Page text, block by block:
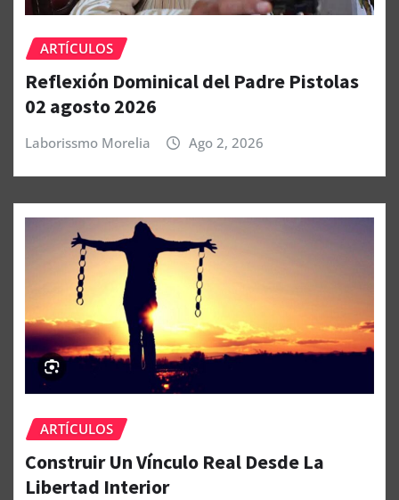
ARTÍCULOS
Reflexión Dominical del Padre Pistolas
02 agosto 2026
Laborissmo Morelia Ago 2, 2026
ARTÍCULOS
Construir Un Vínculo Real Desde La
Libertad Interior